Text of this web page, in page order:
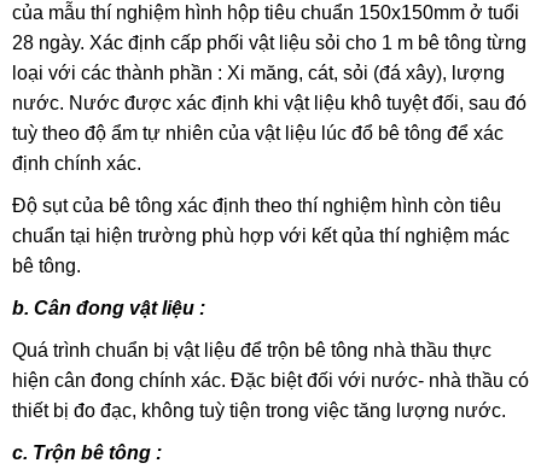
của mẫu thí nghiệm hình hộp tiêu chuẩn 150x150mm ở tuổi
28 ngày. Xác định cấp phối vật liệu sỏi cho 1 m bê tông từng
loại với các thành phần : Xi măng, cát, sỏi (đá xây), lượng
nước. Nước được xác định khi vật liệu khô tuyệt đối, sau đó
tuỳ theo độ ẩm tự nhiên của vật liệu lúc đổ bê tông để xác
định chính xác.
Độ sụt của bê tông xác định theo thí nghiệm hình còn tiêu
chuẩn tại hiện trường phù hợp với kết qủa thí nghiệm mác
bê tông.
b. Cân đong vật liệu :
Quá trình chuẩn bị vật liệu để trộn bê tông nhà thầu thực
hiện cân đong chính xác. Đặc biệt đối với nước- nhà thầu có
thiết bị đo đạc, không tuỳ tiện trong việc tăng lượng nước.
c. Trộn bê tông :